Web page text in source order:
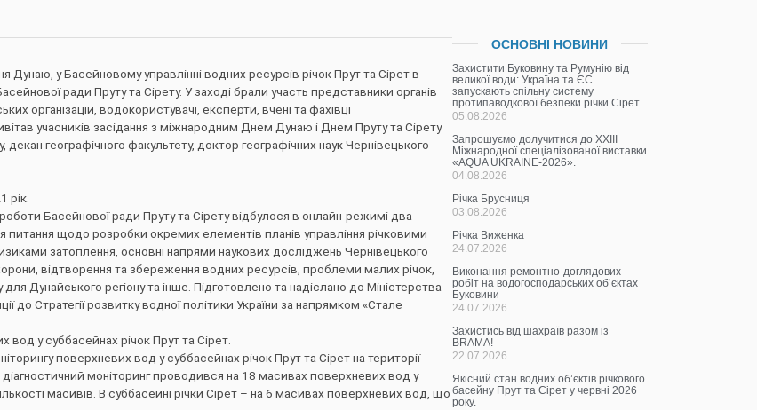
у Басейновому управлінні водних ресурсів річок Прут та Сірет в
ради Пруту та Сірету. У заході брали участь представники органів
організацій, водокористувачі, експерти, вчені та фахівці
учасників засідання з міжнародним Днем Дунаю і Днем Пруту та Сірету
географічного факультету, доктор географічних наук Чернівецького
рік.
Басейнової ради Пруту та Сірету відбулося в онлайн-режимі два
питання щодо розробки окремих елементів планів управління річковими
затоплення, основні напрями наукових досліджень Чернівецького
відтворення та збереження водних ресурсів, проблеми малих річок,
Дунайського регіону та інше. Підготовлено та надіслано до Міністерства
до Стратегії розвитку водної політики України за напрямком «Стале
вод у суббасейнах річок Прут та Сірет.
поверхневих вод у суббасейнах річок Прут та Сірет на території
діагностичний моніторинг проводився на 18 масивах поверхневих вод у
масивів. В суббасейні річки Сірет – на 6 масивах поверхневих вод, що
ОСНОВНІ НОВИНИ
Захистити Буковину та Румунію від
великої води: Україна та ЄС
запускають спільну систему
протипаводкової безпеки річки Сірет
05.08.2026
Запрошуємо долучитися до ХХІІІ
Міжнародної спеціалізованої виставки
«AQUA UKRAINE-2026».
04.08.2026
Річка Брусниця
03.08.2026
Річка Виженка
24.07.2026
Виконання ремонтно-доглядових
робіт на водогосподарських об’єктах
Буковини
24.07.2026
Захистись від шахраїв разом із
BRAMA!
22.07.2026
Якісний стан водних об’єктів річкового
басейну Прут та Сірет у червні 2026
року.